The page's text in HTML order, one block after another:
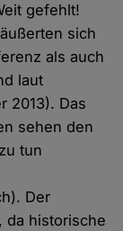
gefehlt!
sich
als auch
laut
2013). Das
sehen den
tun
Der
da historische